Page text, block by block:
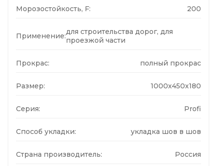
Морозостойкость, F: 200
Применение:для строительства дорог, для
проезжой части
Прокрас: полный прокрас
Размер: 1000х450x180
Серия: Profi
Способ укладки: укладка шов в шов
Страна производитель: Россия